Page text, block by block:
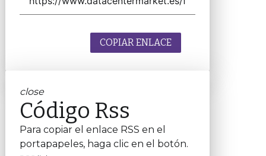
COPIAR ENLACE
close
Código Rss
Para copiar el enlace RSS en el
portapapeles, haga clic en el botón.